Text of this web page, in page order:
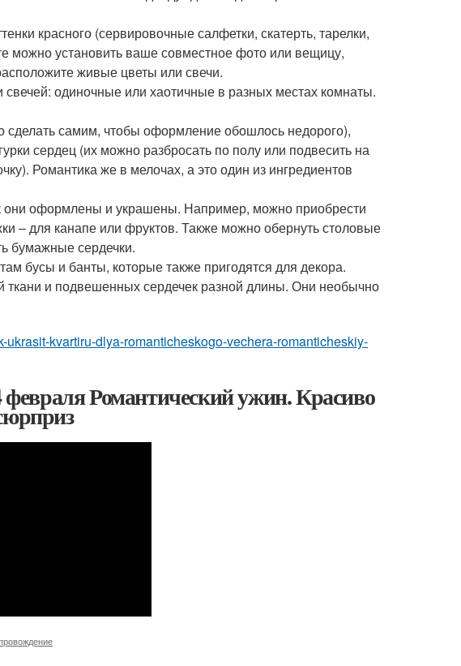
красного (сервировочные салфетки, скатерть, тарелки,
можно установить ваше совместное фото или вещицу,
живые цветы или свечи.
одиночные или хаотичные в разных местах комнаты.
сделать самим, чтобы оформление обошлось недорого),
сердец (их можно разбросать по полу или подвесить на
Романтика же в мелочах, а это один из ингредиентов
они оформлены и украшены. Например, можно приобрести
– для канапе или фруктов. Также можно обернуть столовые
бумажные сердечки.
бусы и банты, которые также пригодятся для декора.
ткани и подвешенных сердечек разной длины. Они необычно
ukrasit-kvartiru-dlya-romanticheskogo-vechera-romanticheskiy-
февраля Романтический ужин. Красиво